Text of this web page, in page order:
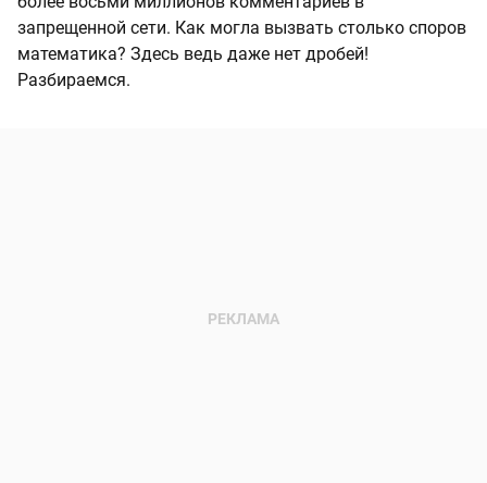
запрещенной сети. Как могла вызвать столько споров
математика? Здесь ведь даже нет дробей!
Разбираемся.